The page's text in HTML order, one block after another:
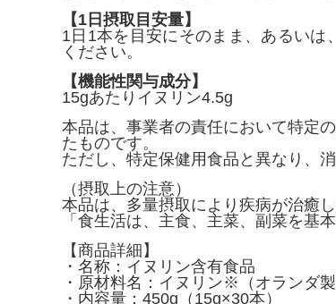
【1日摂取目安量】
1日1本を目安にそのまま、あるいは
ください。
【機能性関与成分】
15gあたりイヌリン4.5g
本品は、事業者の責任において特定
たものです。
ただし、特定保健用食品と異なり、
（摂取上の注意）
本品は、多量摂取により疾病が治癒
「食生活は、主食、主菜、副菜を基
【商品詳細】
・名称：イヌリン含有食品
・原材料名：イヌリン※（オランダ
・内容量：450g（15g×30本）